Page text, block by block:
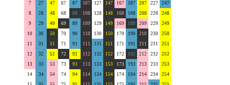
7
27 47 67 87 107 127 147 167 187 207 227
247
8
28 48 68 88 108 128 148 168 188 208 228
248
9
29 49 69 89 109 129 149 169 189 209 229
249
10
30 50 70 90 110 130 150 170 190 210 230
250
11
31 51 71 91 111 131 151 171 191 211 231
251
12
32 52 72 92 112 132 152 172 192 212 232
252
13
33 53 73 93 113 133 153 173 193 213 233
253
14
34 54 74 94 114 134 154 174 194 214 234
254